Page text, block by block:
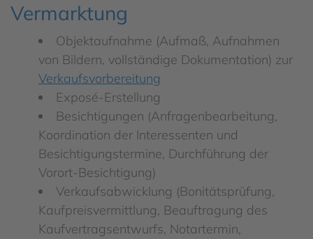
Vermarktung
Objektaufnahme (Aufmaß, Aufnahmen
von Bildern, vollständige Dokumentation) zur
Verkaufsvorbereitung
Exposé-Erstellung
Besichtigungen (Anfragenbearbeitung,
Koordination der Interessenten und
Besichtigungstermine, Durchführung der
Vorort-Besichtigung)
Verkaufsabwicklung (Bonitätsprüfung,
Kaufpreisvermittlung, Beauftragung des
Kaufvertragsentwurfs, Notartermin,